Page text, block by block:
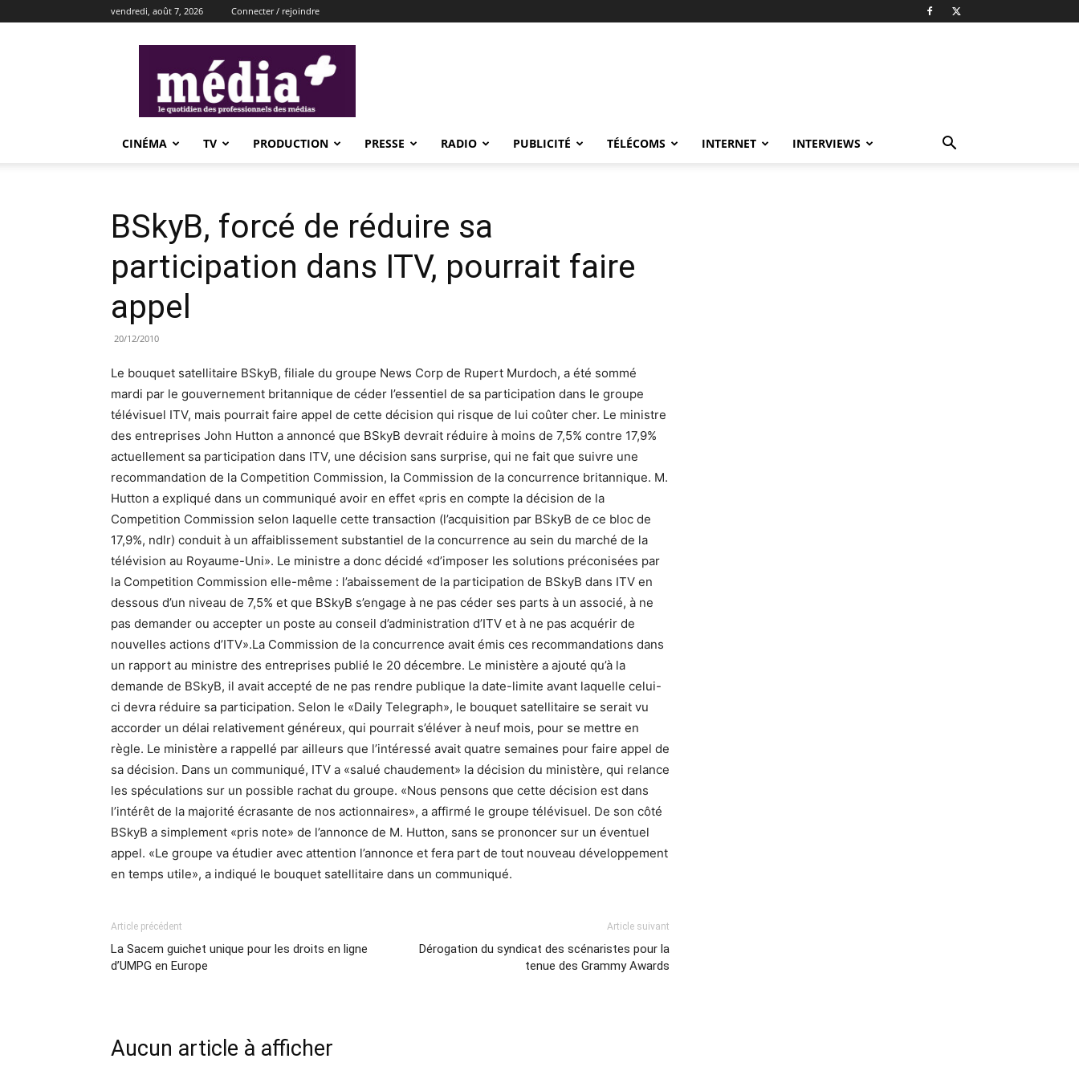
vendredi, août 7, 2026 Connecter / rejoindre
CINÉMA TV PRODUCTION PRESSE RADIO PUBLICITÉ TÉLÉCOMS INTERNET INTERVIEWS
BSkyB, forcé de réduire sa
participation dans ITV, pourrait faire
appel
20/12/2010
Le bouquet satellitaire BSkyB, filiale du groupe News Corp de Rupert Murdoch, a été sommé
mardi par le gouvernement britannique de céder l’essentiel de sa participation dans le groupe
télévisuel ITV, mais pourrait faire appel de cette décision qui risque de lui coûter cher. Le ministre
des entreprises John Hutton a annoncé que BSkyB devrait réduire à moins de 7,5% contre 17,9%
actuellement sa participation dans ITV, une décision sans surprise, qui ne fait que suivre une
recommandation de la Competition Commission, la Commission de la concurrence britannique. M.
Hutton a expliqué dans un communiqué avoir en effet «pris en compte la décision de la
Competition Commission selon laquelle cette transaction (l’acquisition par BSkyB de ce bloc de
17,9%, ndlr) conduit à un affaiblissement substantiel de la concurrence au sein du marché de la
télévision au Royaume-Uni». Le ministre a donc décidé «d’imposer les solutions préconisées par
la Competition Commission elle-même : l’abaissement de la participation de BSkyB dans ITV en
dessous d’un niveau de 7,5% et que BSkyB s’engage à ne pas céder ses parts à un associé, à ne
pas demander ou accepter un poste au conseil d’administration d’ITV et à ne pas acquérir de
nouvelles actions d’ITV».La Commission de la concurrence avait émis ces recommandations dans
un rapport au ministre des entreprises publié le 20 décembre. Le ministère a ajouté qu’à la
demande de BSkyB, il avait accepté de ne pas rendre publique la date-limite avant laquelle celui-
ci devra réduire sa participation. Selon le «Daily Telegraph», le bouquet satellitaire se serait vu
accorder un délai relativement généreux, qui pourrait s’éléver à neuf mois, pour se mettre en
règle. Le ministère a rappellé par ailleurs que l’intéressé avait quatre semaines pour faire appel de
sa décision. Dans un communiqué, ITV a «salué chaudement» la décision du ministère, qui relance
les spéculations sur un possible rachat du groupe. «Nous pensons que cette décision est dans
l’intérêt de la majorité écrasante de nos actionnaires», a affirmé le groupe télévisuel. De son côté
BSkyB a simplement «pris note» de l’annonce de M. Hutton, sans se prononcer sur un éventuel
appel. «Le groupe va étudier avec attention l’annonce et fera part de tout nouveau développement
en temps utile», a indiqué le bouquet satellitaire dans un communiqué.
Article précédent
La Sacem guichet unique pour les droits en ligne
d’UMPG en Europe
Article suivant
Dérogation du syndicat des scénaristes pour la
tenue des Grammy Awards
Aucun article à afficher